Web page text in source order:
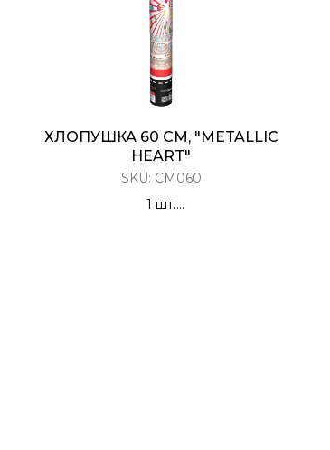
ХЛОПУШКА 60 СМ, "METALLIC
HEART"
SKU: CM060
1 шт.